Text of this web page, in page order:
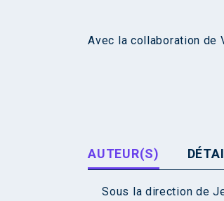
Avec la collaboration de
AUTEUR(S)
Sous la direction de